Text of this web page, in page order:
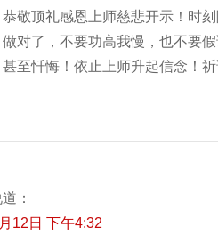
恭敬顶礼感恩上师慈悲开示！时
做对了，不要功高我慢，也不要
甚至忏悔！依止上师升起信念！
：
12日 下午4:32